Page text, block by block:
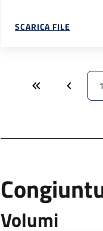
SCARICA FILE
1
Volumi